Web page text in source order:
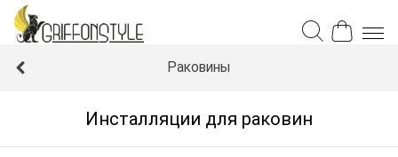
Раковины
Инсталляции для раковин